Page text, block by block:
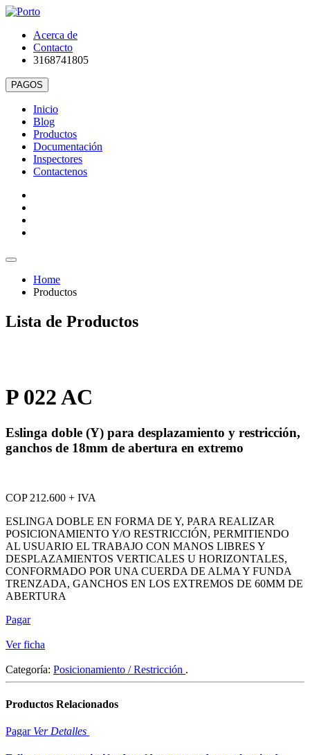
Acerca de
Contacto
3168741805
Inicio
Blog
Productos
Documentación
Inspectores
Contactenos
Home
Productos
Lista de Productos
P 022 AC
Eslinga doble (Y) para desplazamiento y restricción,
ganchos de 18mm de abertura en extremo
COP 212.600 + IVA
ESLINGA DOBLE EN FORMA DE Y, PARA REALIZAR
POSICIONAMIENTO Y/O RESTRICCIÓN, PERMITIENDO
AL USUARIO EL TRABAJO CON MANOS LIBRES Y
DESPLAZAMIENTOS VERTICALES U HORIZONTALES,
CONFORMADO POR UNA CUERDA DE ALMA Y FUNDA
TRENZADA, GANCHOS EN LOS EXTREMOS DE 60MM DE
ABERTURA
Pagar
Ver ficha
Categoría: Posicionamiento / Restricción .
Productos Relacionados
Pagar Ver Detalles